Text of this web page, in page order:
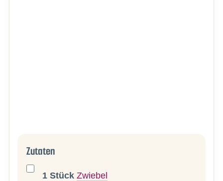
Zutaten
1 Stück Zwiebel